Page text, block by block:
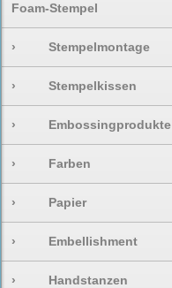
Foam-Stempel
› Stempelmontage
› Stempelkissen
› Embossingprodukte
› Farben
› Papier
› Embellishment
› Handstanzen